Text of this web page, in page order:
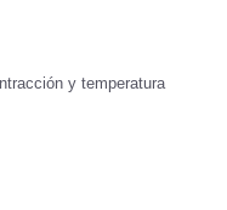
y temperatura